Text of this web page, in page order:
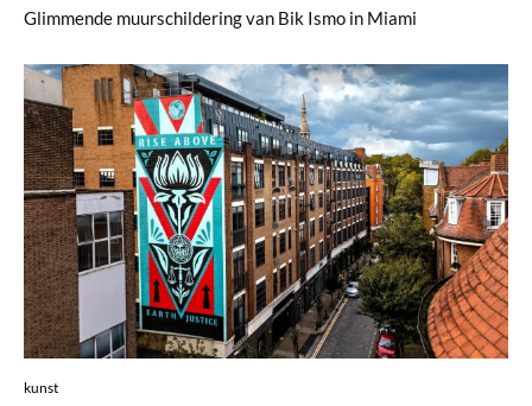
Glimmende muurschildering van Bik Ismo in Miami
kunst